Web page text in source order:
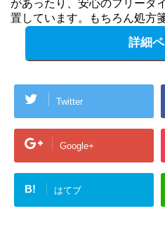
があったり、安心のフリーダ
置しています。もちろん処方
詳細
Twitter
Google+
B! はてブ